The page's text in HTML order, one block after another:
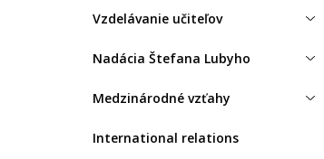
Vzdelávanie učiteľov
Nadácia Štefana Lubyho
Medzinárodné vzťahy
International relations